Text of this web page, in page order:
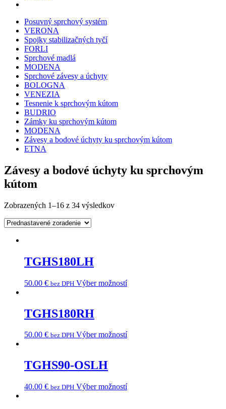
Posuvný sprchový systém
VERONA
Spojky stabilizačných tyčí
FORLI
Sprchové madlá
MODENA
Sprchové závesy a úchyty
BOLOGNA
VENEZIA
Tesnenie k sprchovým kútom
BUDRIO
Zámky ku sprchovým kútom
MODENA
Závesy a bodové úchyty ku sprchovým kútom
ETNA
Závesy a bodové úchyty ku sprchovým
kútom
Zobrazených 1–16 z 34 výsledkov
TGHS180LH
50.00 € bez DPH Výber možností
TGHS180RH
50.00 € bez DPH Výber možností
TGHS90-OSLH
40.00 € bez DPH Výber možností